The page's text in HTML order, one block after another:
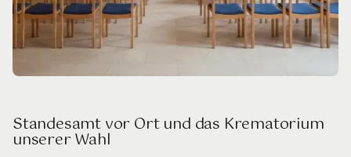
Standesamt vor Ort und das Krematorium
unserer Wahl